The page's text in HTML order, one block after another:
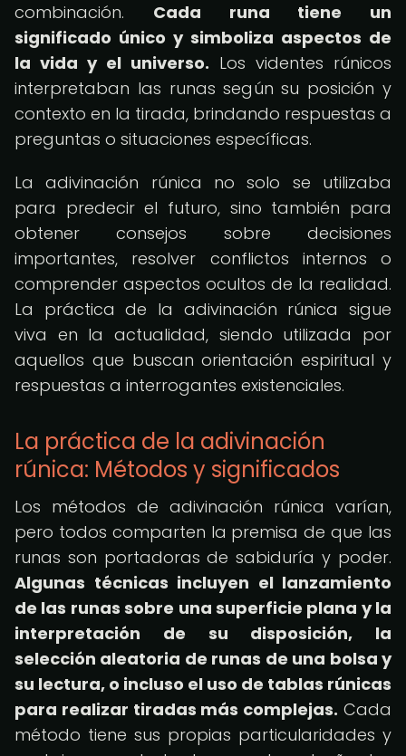
combinación. Cada runa tiene un
significado único y simboliza aspectos de
la vida y el universo. Los videntes rúnicos
interpretaban las runas según su posición y
contexto en la tirada, brindando respuestas a
preguntas o situaciones específicas.
La adivinación rúnica no solo se utilizaba
para predecir el futuro, sino también para
obtener consejos sobre decisiones
importantes, resolver conflictos internos o
comprender aspectos ocultos de la realidad.
La práctica de la adivinación rúnica sigue
viva en la actualidad, siendo utilizada por
aquellos que buscan orientación espiritual y
respuestas a interrogantes existenciales.
La práctica de la adivinación
rúnica: Métodos y significados
Los métodos de adivinación rúnica varían,
pero todos comparten la premisa de que las
runas son portadoras de sabiduría y poder.
Algunas técnicas incluyen el lanzamiento
de las runas sobre una superficie plana y la
interpretación de su disposición, la
selección aleatoria de runas de una bolsa y
su lectura, o incluso el uso de tablas rúnicas
para realizar tiradas más complejas. Cada
método tiene sus propias particularidades y